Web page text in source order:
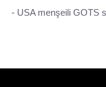
- USA menşeili GOTS